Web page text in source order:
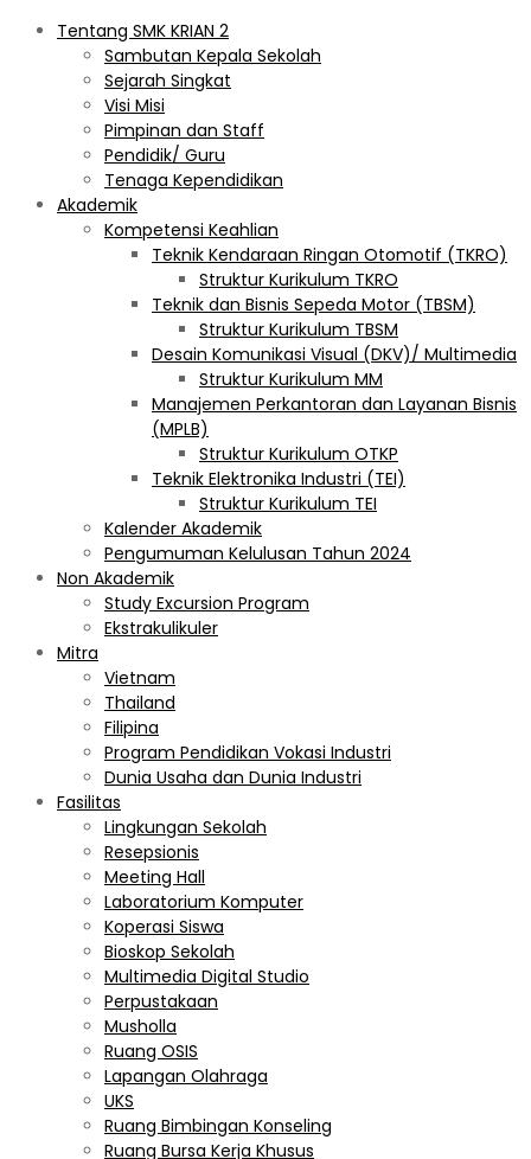
Tentang SMK KRIAN 2
Sambutan Kepala Sekolah
Sejarah Singkat
Visi Misi
Pimpinan dan Staff
Pendidik/ Guru
Tenaga Kependidikan
Akademik
Kompetensi Keahlian
Teknik Kendaraan Ringan Otomotif (TKRO)
Struktur Kurikulum TKRO
Teknik dan Bisnis Sepeda Motor (TBSM)
Struktur Kurikulum TBSM
Desain Komunikasi Visual (DKV)/ Multimedia
Struktur Kurikulum MM
Manajemen Perkantoran dan Layanan Bisnis
(MPLB)
Struktur Kurikulum OTKP
Teknik Elektronika Industri (TEI)
Struktur Kurikulum TEI
Kalender Akademik
Pengumuman Kelulusan Tahun 2024
Non Akademik
Study Excursion Program
Ekstrakulikuler
Mitra
Vietnam
Thailand
Filipina
Program Pendidikan Vokasi Industri
Dunia Usaha dan Dunia Industri
Fasilitas
Lingkungan Sekolah
Resepsionis
Meeting Hall
Laboratorium Komputer
Koperasi Siswa
Bioskop Sekolah
Multimedia Digital Studio
Perpustakaan
Musholla
Ruang OSIS
Lapangan Olahraga
UKS
Ruang Bimbingan Konseling
Ruang Bursa Kerja Khusus